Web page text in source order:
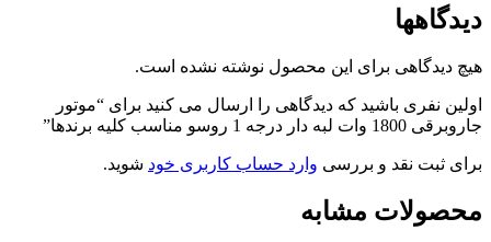
دیدگاهها
هیچ دیدگاهی برای این محصول نوشته نشده است.
اولین نفری باشید که دیدگاهی را ارسال می کنید برای “موتور
جاروبرقی 1800 وات لبه دار درجه 1 روسو مناسب کلیه برندها”
برای ثبت نقد و بررسی وارد حساب کاربری خود شوید.
محصولات مشابه